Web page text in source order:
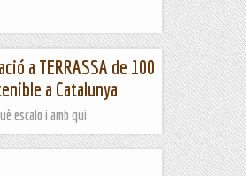
a TERRASSA de 100
a Catalunya
escalo i amb qui